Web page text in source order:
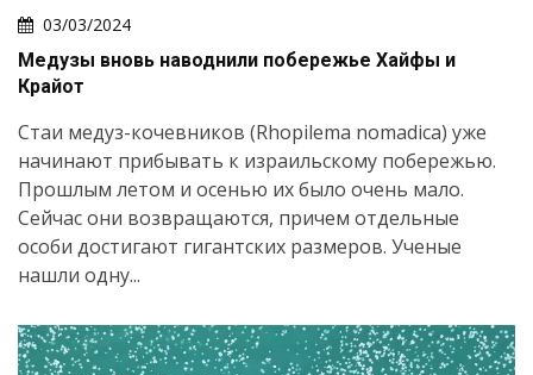
Искать
03/03/2024
Медузы вновь наводнили побережье Хайфы и
Крайот
Стаи медуз-кочевников (Rhopilema nomadica) уже
начинают прибывать к израильскому побережью.
Прошлым летом и осенью их было очень мало.
Сейчас они возвращаются, причем отдельные
особи достигают гигантских размеров. Ученые
нашли одну...